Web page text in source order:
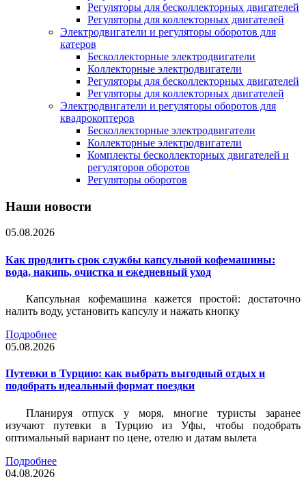
Регуляторы для бесколлекторных двигателей
Регуляторы для коллекторных двигателей
Электродвигатели и регуляторы оборотов для
катеров
Бесколлекторные электродвигатели
Коллекторные электродвигатели
Регуляторы для бесколлекторных двигателей
Регуляторы для коллекторных двигателей
Электродвигатели и регуляторы оборотов для
квадрокоптеров
Бесколлекторные электродвигатели
Коллекторные электродвигатели
Комплекты бесколлекторных двигателей и
регуляторов оборотов
Регуляторы оборотов
Наши новости
05.08.2026
Как продлить срок службы капсульной кофемашины:
вода, накипь, очистка и ежедневный уход
Капсульная кофемашина кажется простой: достаточно
налить воду, установить капсулу и нажать кнопку
Подробнее
05.08.2026
Путевки в Турцию: как выбрать выгодный отдых и
подобрать идеальный формат поездки
Планируя отпуск у моря, многие туристы заранее
изучают путевки в Турцию из Уфы, чтобы подобрать
оптимальный вариант по цене, отелю и датам вылета
Подробнее
04.08.2026